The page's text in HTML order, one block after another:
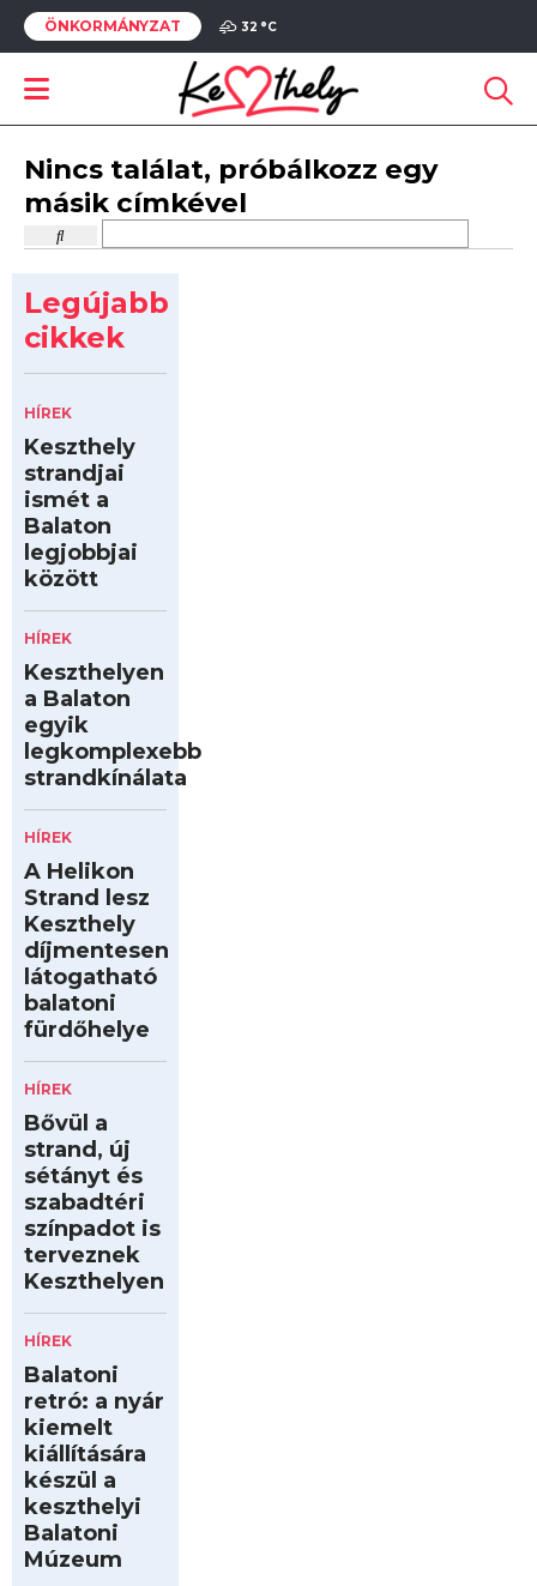
ÖNKORMÁNYZAT 32 °C
Nincs találat, próbálkozz egy
másik címkével
Legújabb
cikkek
HÍREK
Keszthely
strandjai
ismét a
Balaton
legjobbjai
között
HÍREK
Keszthelyen
a Balaton
egyik
legkomplexebb
strandkínálata
HÍREK
A Helikon
Strand lesz
Keszthely
díjmentesen
látogatható
balatoni
fürdőhelye
HÍREK
Bővül a
strand, új
sétányt és
szabadtéri
színpadot is
terveznek
Keszthelyen
HÍREK
Balatoni
retró: a nyár
kiemelt
kiállítására
készül a
keszthelyi
Balatoni
Múzeum